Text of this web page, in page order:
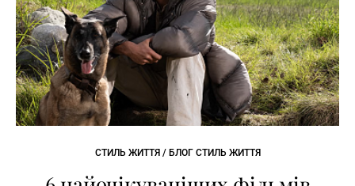
СТИЛЬ ЖИТТЯ / БЛОГ СТИЛЬ ЖИТТЯ